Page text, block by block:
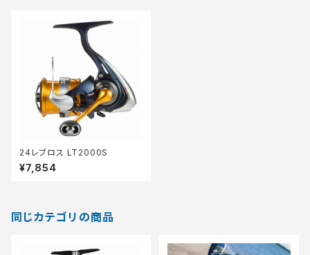
24レブロス LT2000S
¥7,854
同じカテゴリの商品